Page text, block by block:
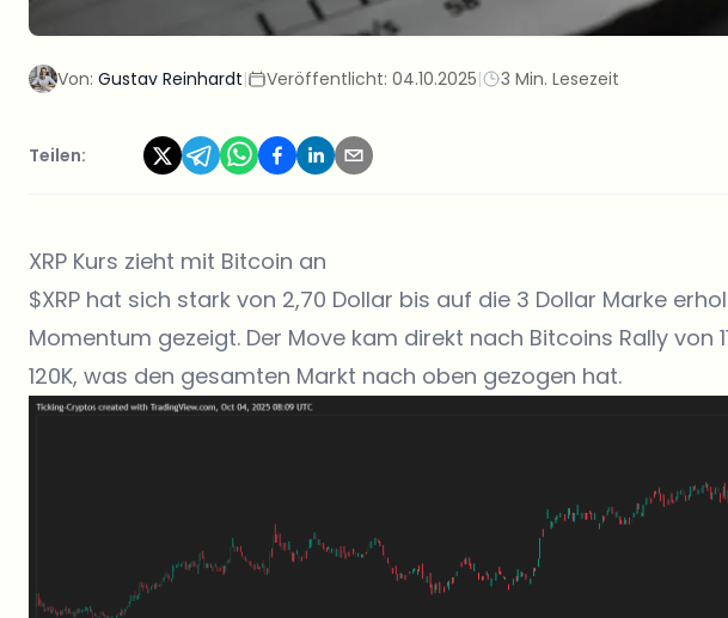
Von: Gustav Reinhardt| Veröffentlicht: 04.10.2025| 3 Min. Lesezeit
Teilen:
XRP Kurs zieht mit Bitcoin an
$XRP hat sich stark von 2,70 Dollar bis auf die 3 Dollar Marke
Momentum gezeigt. Der Move kam direkt nach Bitcoins Rally von
120K, was den gesamten Markt nach oben gezogen hat.